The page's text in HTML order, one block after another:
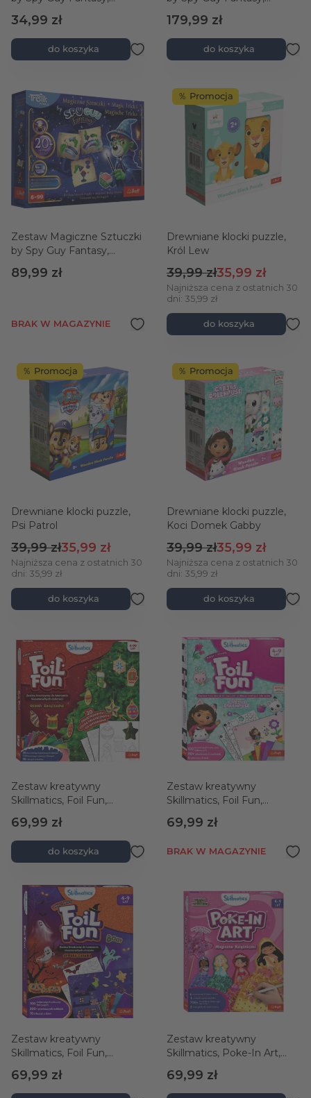
Zestaw Startowy Magika
34,99 zł
do koszyka
Skarbiec Magika
179,99 zł
do koszyka
Zestaw Magiczne Sztuczki
by Spy Guy Fantasy,
Kolekcja Sztuczek Magika
89,99 zł
BRAK W MAGAZYNIE
％ Promocja
Drewniane klocki puzzle,
Król Lew
Cena
35,99 zł
Cena regularna
39,99 zł
Najniższa cena z ostatnich 30
dni: 35,99 zł
do koszyka
％ Promocja
Drewniane klocki puzzle,
Psi Patrol
Cena promocyjna
35,99 zł
Cena regularna
39,99 zł
Najniższa cena z ostatnich 30
dni: 35,99 zł
do koszyka
％ Promocja
Drewniane klocki puzzle,
Koci Domek Gabby
Cena
35,99 zł
Cena regularna
39,99 zł
Najniższa cena z ostatnich 30
dni: 35,99 zł
do koszyka
Zestaw kreatywny
Skillmatics, Foil Fun,
Ozdoby Świąteczne
69,99 zł
do koszyka
Zestaw kreatywny
Skillmatics, Foil Fun,
Gabby's Dollhouse
69,99 zł
BRAK W MAGAZYNIE
Zestaw kreatywny
Skillmatics, Foil Fun,
Upiorna Zabawa
69,99 zł
Zestaw kreatywny
Skillmatics, Poke-In Art,
Magiczne Księżniczki
69,99 zł